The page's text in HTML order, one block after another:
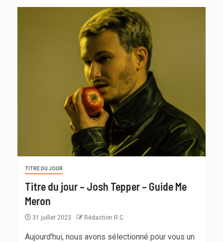
TITRE DU JOUR
Titre du jour – Josh Tepper – Guide Me
Meron
31 juillet 2023 Rédaction R C
Aujourd'hui, nous avons sélectionné pour vous un